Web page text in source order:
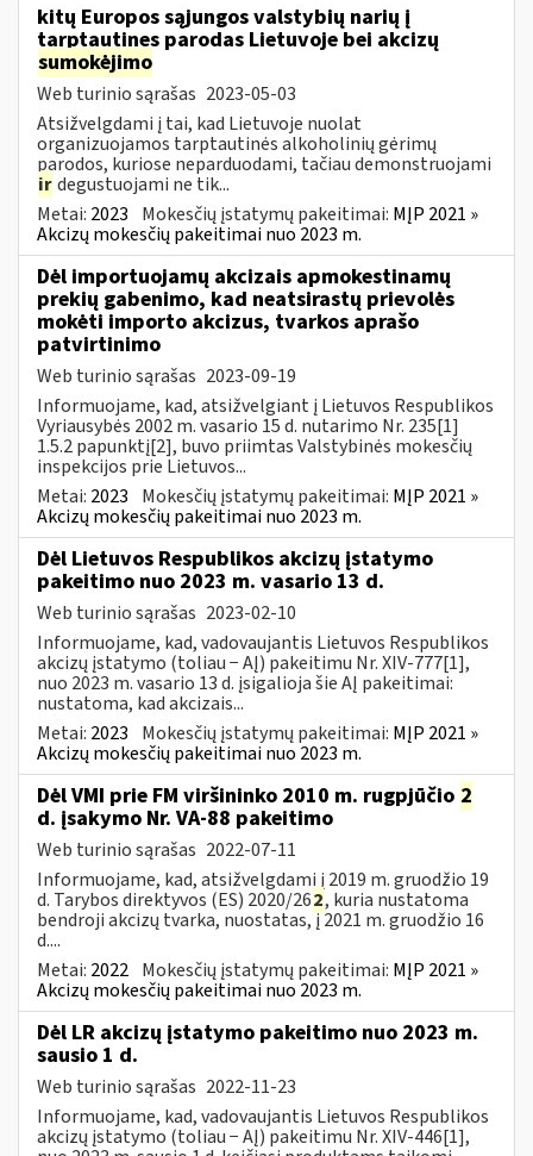
kitų Europos sąjungos valstybių narių į
tarptautines parodas Lietuvoje bei akcizų
sumokėjimo
Web turinio sąrašas 2023-05-03
Atsižvelgdami į tai, kad Lietuvoje nuolat
organizuojamos tarptautinės alkoholinių gėrimų
parodos, kuriose neparduodami, tačiau demonstruojami
irdegustuojami ne tik...
Metai: 2023 Mokesčių įstatymų pakeitimai: MĮP 2021 »
Akcizų mokesčių pakeitimai nuo 2023 m.
Dėl importuojamų akcizais apmokestinamų
prekių gabenimo, kad neatsirastų prievolės
mokėti importo akcizus, tvarkos aprašo
patvirtinimo
Web turinio sąrašas 2023-09-19
Informuojame, kad, atsižvelgiant į Lietuvos Respublikos
Vyriausybės 2002 m. vasario 15 d. nutarimo Nr. 235[1]
1.5.2 papunktį[2], buvo priimtas Valstybinės mokesčių
inspekcijos prie Lietuvos...
Metai: 2023 Mokesčių įstatymų pakeitimai: MĮP 2021 »
Akcizų mokesčių pakeitimai nuo 2023 m.
Dėl Lietuvos Respublikos akcizų įstatymo
pakeitimo nuo 2023 m. vasario 13 d.
Web turinio sąrašas 2023-02-10
Informuojame, kad, vadovaujantis Lietuvos Respublikos
akcizų įstatymo (toliau − AĮ) pakeitimu Nr. XIV-777[1],
nuo 2023 m. vasario 13 d. įsigalioja šie AĮ pakeitimai:
nustatoma, kad akcizais...
Metai: 2023 Mokesčių įstatymų pakeitimai: MĮP 2021 »
Akcizų mokesčių pakeitimai nuo 2023 m.
Dėl VMI prie FM viršininko 2010 m. rugpjūčio 2
d. įsakymo Nr. VA-88 pakeitimo
Web turinio sąrašas 2022-07-11
Informuojame, kad, atsižvelgdami į 2019 m. gruodžio 19
d. Tarybos direktyvos (ES) 2020/262, kuria nustatoma
bendroji akcizų tvarka, nuostatas, į 2021 m. gruodžio 16
d....
Metai: 2022 Mokesčių įstatymų pakeitimai: MĮP 2021 »
Akcizų mokesčių pakeitimai nuo 2023 m.
Dėl LR akcizų įstatymo pakeitimo nuo 2023 m.
sausio 1 d.
Web turinio sąrašas 2022-11-23
Informuojame, kad, vadovaujantis Lietuvos Respublikos
akcizų įstatymo (toliau − AĮ) pakeitimu Nr. XIV-446[1],